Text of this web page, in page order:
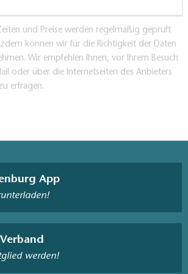
Innenbereich
oder sonstiges technisches
und Durchgänge: 94 cm
(Perfekta Behindertenaufzug Typ
für Elektorollstühle
der Tür zum Sanitärraum: 94 cm
und Preise werden regelmäßig geprüft
können wir für die Richtigkeit der Daten
Wir empfehlen Ihnen, vor Ihrem Besuch
oder über die Internetseiten des Anbieters
erfragen.
App
werden!